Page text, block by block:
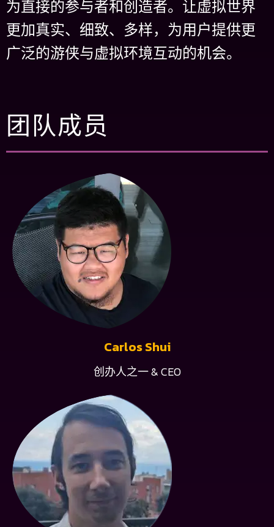
为直接的参与者和创造者。让虚拟世界
更加真实、细致、多样，为用户提供更
广泛的游侠与虚拟环境互动的机会。
团队成员
Carlos Shui
创办人之一 & CEO